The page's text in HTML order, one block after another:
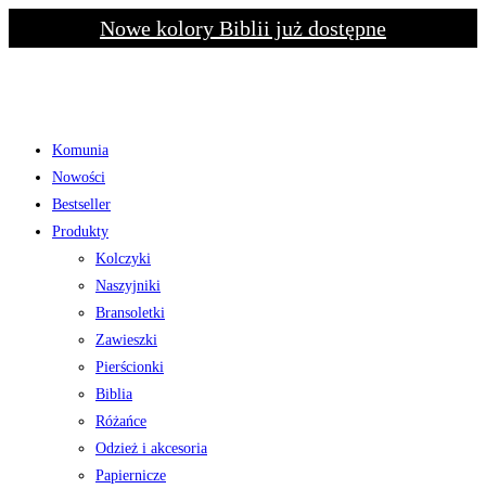
to
Nowe kolory Biblii już dostępne
Komunia
Nowości
Bestseller
Produkty
Kolczyki
Naszyjniki
Bransoletki
Zawieszki
Pierścionki
Biblia
Różańce
Odzież i akcesoria
Papiernicze